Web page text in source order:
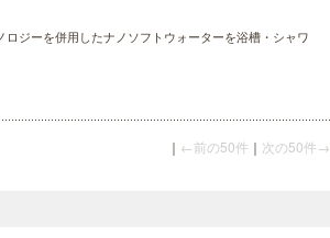
ジーを併用したナノソフトウォーターを浴槽・シャワ
｜ ←前の50件 ｜ 次の50件→